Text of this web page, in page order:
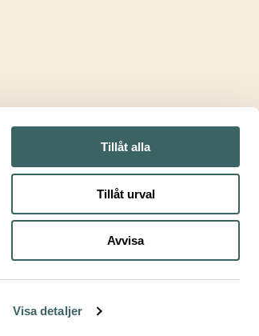
Visa detaljer
Tillåt alla
Tillåt urval
Avvisa
NOOTKA»